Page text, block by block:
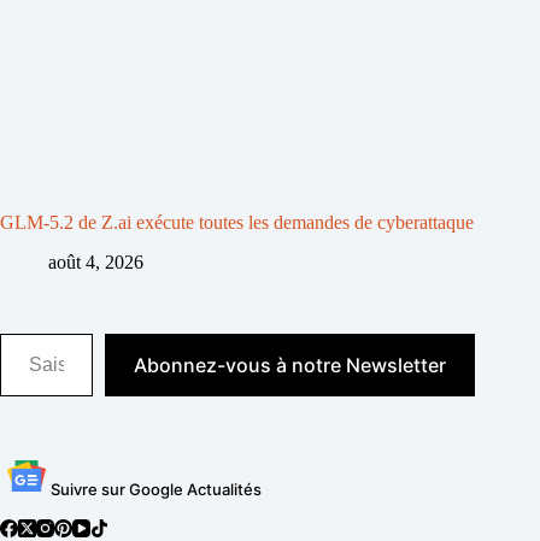
GLM-5.2 de Z.ai exécute toutes les demandes de cyberattaque
août 4, 2026
Saisissez votre adresse e-mail…
Abonnez-vous à notre Newsletter
Suivre sur Google Actualités